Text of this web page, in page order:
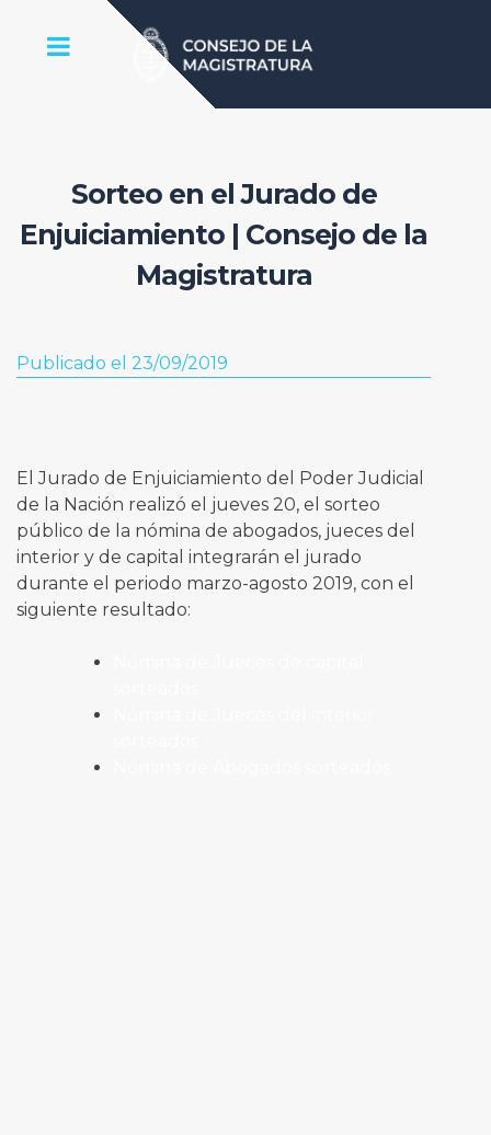
Sorteo en el Jurado de
Enjuiciamiento | Consejo de la
Magistratura
Publicado el 23/09/2019
El Jurado de Enjuiciamiento del Poder Judicial
de la Nación realizó el jueves 20, el sorteo
público de la nómina de abogados, jueces del
interior y de capital integrarán el jurado
durante el periodo marzo-agosto 2019, con el
siguiente resultado: